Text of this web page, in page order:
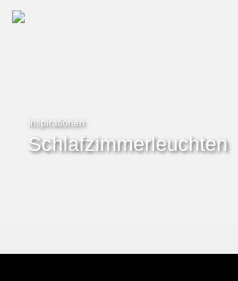
Inspirationen
Schlafzimmerleuchten